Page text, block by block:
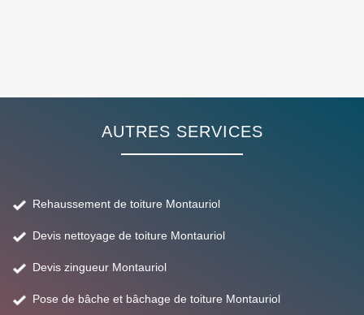
AUTRES SERVICES
Rehaussement de toiture Montauriol
Devis nettoyage de toiture Montauriol
Devis zingueur Montauriol
Pose de bâche et bâchage de toiture Montauriol